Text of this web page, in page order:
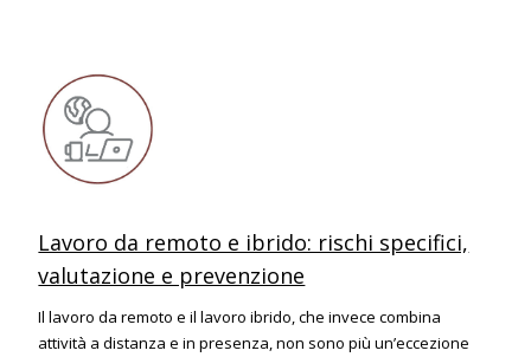
Lavoro da remoto e ibrido: rischi specifici,
valutazione e prevenzione
Il lavoro da remoto e il lavoro ibrido, che invece combina
attività a distanza e in presenza, non sono più un’eccezione